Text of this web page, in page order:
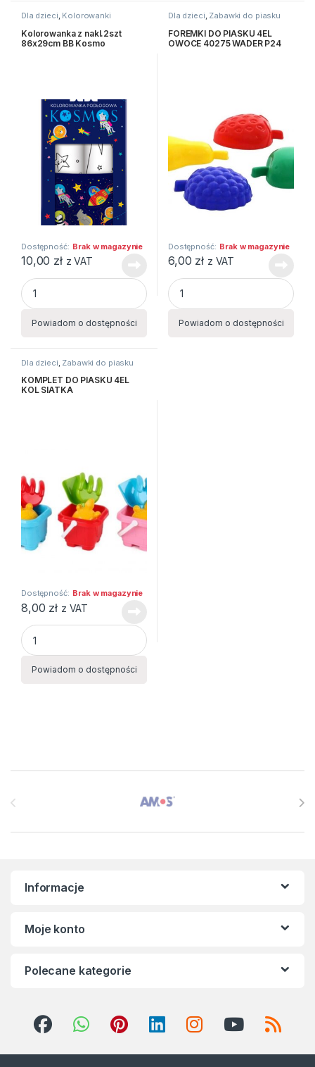
Dla dzieci, Kolorowanki
Kolorowanka z nakl.2szt
86x29cm BB Kosmo
Dostępność: Brak w magazynie
10,00 zł z VAT
Kolorowanka z nakl.2szt 86x29cm BB Kosmo quantity
Powiadom o dostępności
Dla dzieci, Zabawki do piasku
FOREMKI DO PIASKU 4EL
OWOCE 40275 WADER P24
Dostępność: Brak w magazynie
6,00 zł z VAT
FOREMKI DO PIASKU 4EL
Powiadom o dostępności
Dla dzieci Zabawki do piasku
KOMPLET DO PIASKU 4EL
KOL SIATKA
Dostępność: Brak w magazynie
8,00 zł z VAT
KOMPLET DO PIASKU 4EL KOL SIATKA quantity
Powiadom o dostępności
Informacje
Moje konto
Polecane kategorie